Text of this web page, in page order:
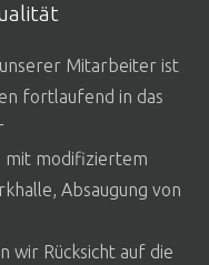
Mitarbeiter ist
fortlaufend in das
mit modifiziertem
Absaugung von
wir Rücksicht auf die